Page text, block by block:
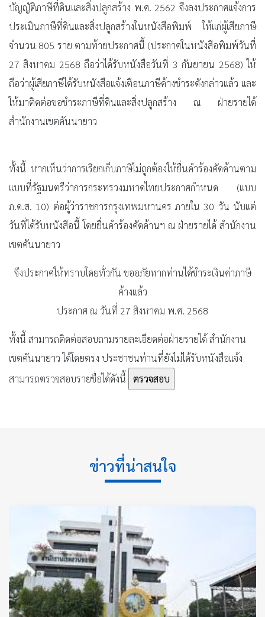
บัญญัติภาษีที่ดินและสิ่งปลูกสร้าง พ.ศ. 2562 จึงลงประกาศแจ้งการ
ประเมินภาษีที่ดินและสิ่งปลูกสร้างในหนังสือพิมพ์ ให้แก่ผู้เสียภาษี
จำนวน 805 ราย ตามท้ายประกาศนี้ (ประกาศในหนังสือพิมพ์วันที่
27 สิงหาคม 2568 ถือว่าได้รับหนังสือวันที่ 3 กันยายน 2568) ให้
ถือว่าผู้เสียภาษีได้รับหนังสือแจ้งเตือนภาษีค้างชำระดังกล่าวแล้ว และ
ให้มาติดต่อขอชำระภาษีที่ดินและสิ่งปลูกสร้าง ณ ฝ่ายรายได้
สำนักงานเขตคันนายาว
ทั้งนี้ หากเห็นว่าการเรียกเก็บภาษีไม่ถูกต้องให้ยื่นคำร้องคัดค้านตาม
แบบที่รัฐมนตรีว่าการกระทรวงมหาดไทยประกาศกำหนด (แบบ
ภ.ด.ส. 10) ต่อผู้ว่าราชการกรุงเทพมหานคร ภายใน 30 วัน นับแต่
วันที่ได้รับหนังสือนี้ โดยยื่นคำร้องคัดค้านฯ ณ ฝ่ายรายได้ สำนักงาน
เขตคันนายาว
จึงประกาศให้ทราบโดยทั่วกัน ขออภัยหากท่านได้ชำระเงินค่าภาษี
ค้างแล้ว
ประกาศ ณ วันที่ 27 สิงหาคม พ.ศ. 2568
ทั้งนี้ สามารถติดต่อสอบถามรายละเอียดต่อฝ่ายรายได้ สำนักงาน
เขตคันนายาว ได้โดยตรง ประชาชนท่านที่ยังไม่ได้รับหนังสือแจ้ง
สามารถตรวจสอบรายชื่อได้ดังนี้
ข่าวที่น่าสนใจ